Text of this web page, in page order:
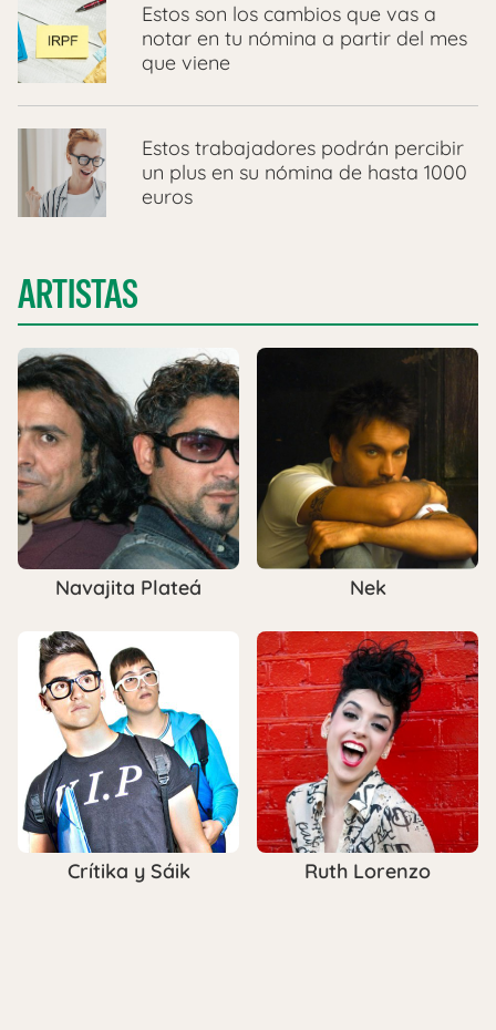
Estos son los cambios que vas a
notar en tu nómina a partir del mes
que viene
Estos trabajadores podrán percibir
un plus en su nómina de hasta 1000
euros
ARTISTAS
Navajita Plateá Nek
Crítika y Sáik Ruth Lorenzo